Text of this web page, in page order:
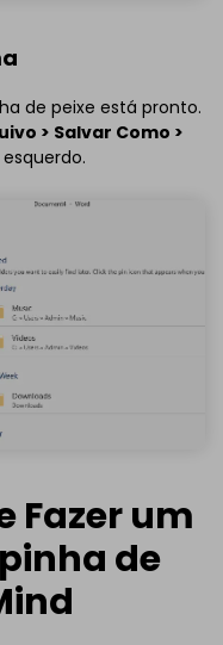
de peixe está pronto.
> Salvar Como >
Fazer um
de